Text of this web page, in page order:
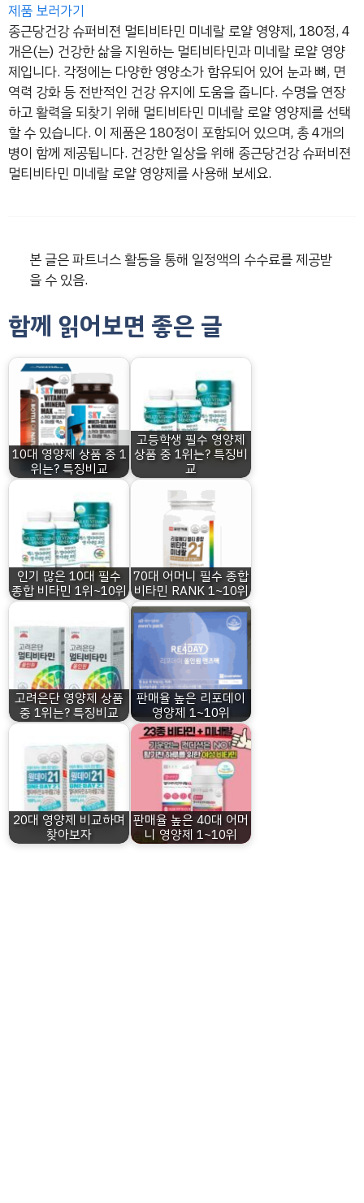
제품 보러가기
종근당건강 슈퍼비젼 멀티비타민 미네랄 로얄 영양제, 180정, 4
개은(는) 건강한 삶을 지원하는 멀티비타민과 미네랄 로얄 영양
제입니다. 각정에는 다양한 영양소가 함유되어 있어 눈과 뼈, 면
역력 강화 등 전반적인 건강 유지에 도움을 줍니다. 수명을 연장
하고 활력을 되찾기 위해 멀티비타민 미네랄 로얄 영양제를 선택
할 수 있습니다. 이 제품은 180정이 포함되어 있으며, 총 4개의
병이 함께 제공됩니다. 건강한 일상을 위해 종근당건강 슈퍼비젼
멀티비타민 미네랄 로얄 영양제를 사용해 보세요.
본 글은 파트너스 활동을 통해 일정액의 수수료를 제공받
을 수 있음.
함께 읽어보면 좋은 글
10대 영양제 상품 중 1
위는? 특징비교
고등학생 필수 영양제
상품 중 1위는? 특징비
교
인기 많은 10대 필수
종합 비타민 1위~10위
70대 어머니 필수 종합
비타민 RANK 1~10위
고려은단 영양제 상품
중 1위는? 특징비교
판매율 높은 리포데이
영양제 1~10위
20대 영양제 비교하며
찾아보자
판매율 높은 40대 어머
니 영양제 1~10위